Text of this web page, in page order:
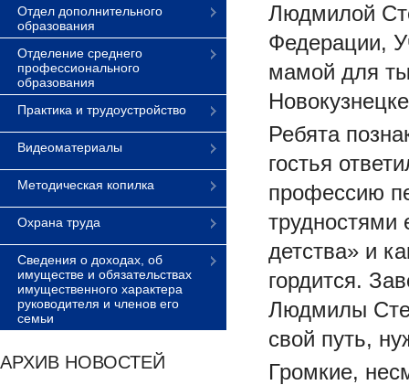
Отдел дополнительного
образования
Отделение среднего
профессионального
образования
Практика и трудоустройство
Видеоматериалы
Методическая копилка
Охрана труда
Сведения о доходах, об
имуществе и обязательствах
имущественного характера
руководителя и членов его
семьи
АРХИВ НОВОСТЕЙ
Людмилой
Федерации,
мамой для
Ребята
гостья
профессию
трудностями
детства» и
гордится.
Людмилы
свой путь,
Громкие,